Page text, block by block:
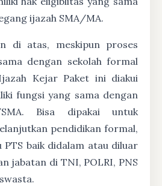
ijazah SMA/MA.
di atas, meskipun proses
dengan sekolah formal
Kejar Paket ini diakui
fungsi yang sama dengan
Bisa dipakai untuk
pendidikan formal,
PTS baik didalam atau diluar
jabatan di TNI, POLRI, PNS